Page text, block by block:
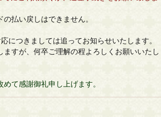
払い戻しはできません。
につきましては追ってお知らせいたします。
ますが、何卒ご理解の程よろしくお願いいたし
て感謝御礼申し上げます。